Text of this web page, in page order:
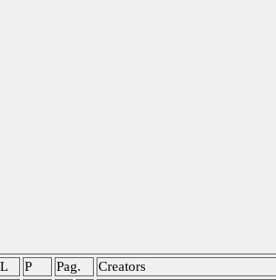
L P Pag. Creators